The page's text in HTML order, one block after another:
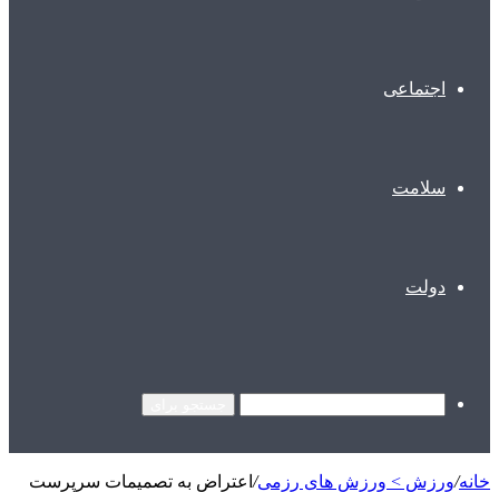
اجتماعی
سلامت
دولت
خانه/ورزش > ورزش های رزمی/ اعتراض به تصمیمات سرپرست